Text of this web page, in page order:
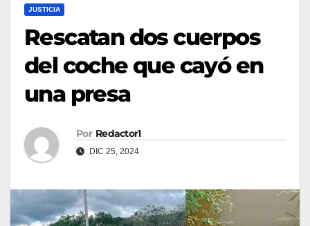
JUSTICIA
Rescatan dos cuerpos
del coche que cayó en
una presa
Por Redactor1
DIC 25, 2024